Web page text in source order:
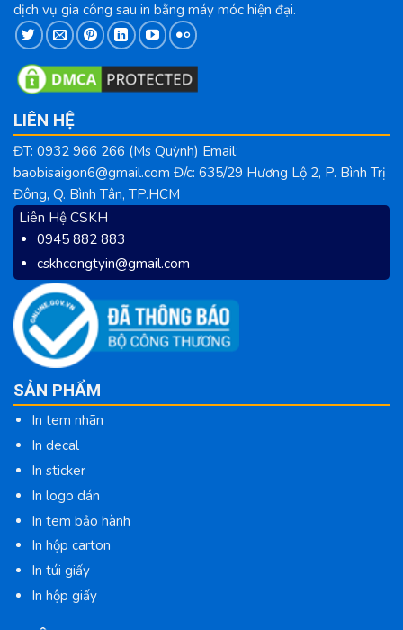
dịch vụ gia công sau in bằng máy móc hiện đại.
LIÊN HỆ
ĐT: 0932 966 266 (Ms Quỳnh) Email:
baobisaigon6@gmail.com Đ/c: 635/29 Hương Lộ 2, P. Bình Trị
Đông, Q. Bình Tân, TP.HCM
Liên Hệ CSKH
0945 882 883
cskhcongtyin@gmail.com
SẢN PHẨM
In tem nhãn
In decal
In sticker
In logo dán
In tem bảo hành
In hộp carton
In túi giấy
In hộp giấy